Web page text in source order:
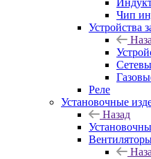
Чип
Устройства
Реле
Установочные
Назад